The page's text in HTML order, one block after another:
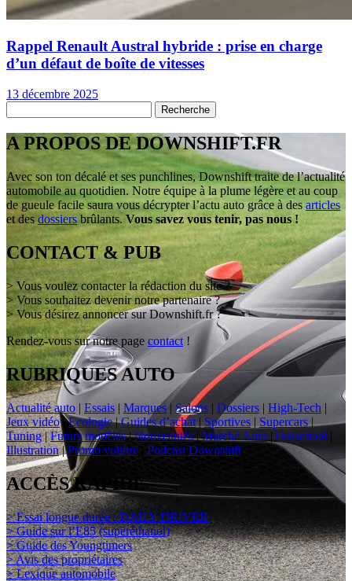
Rappel Renault Austral hybride : prise en charge
d’un défaut de boîte de vitesses
13 décembre 2025
A PROPOS DE DOWNSHIFT.FR
Avec son ton décalé et ses punchlines, Downshift traite de l’actualité
automobile au quotidien. Notre équipe à la plume légère et au coup
de gueule facile saura vous décrypter l’actu auto grâce à des articles
et des dossiers brûlants. Vous savez vous tenir, pas nous !
CONTACT & PUB
> Vous voulez contacter la rédaction du site ?
> Vous souhaitez devenir notre partenaire ?
> Vous désirez annoncer sur Downshift.fr ?
Rendez-vous sur notre page contact !
RUBRIQUES AUTO
Actualité auto | Essais | Marques |Salons | Dossiers | High-Tech |
Jeux vidéo|Ecologie|Guides d’achat | Sportives | Supercars |
Tuning|Futurs modèles|Nouveautés|Marché Auto | Oldschool |
Illustration|Promo voiture Podcast Downshift
ACCÈS RAPIDE
> Essai longue durée : DAILY DRIVER
> Guide sur l’E85 (superéthanol)
> Guide des Youngtimers
> Avis des propriétaires
> Lexique automobile